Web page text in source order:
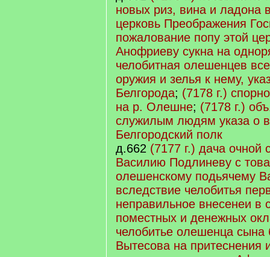
новых риз, вина и ладона
церковь Преображения
пожалование попу этой
Анофриеву сукна на
челобитная олешенцев
оружия и зелья к нему,
Белгорода; (7178 г.)
на р. Олешне; (7178 г.)
служилым людям указа о
Белгородский полк
д.662 (7177 г.) дача очной
Василию Подлиневу с
олешенскому подьячему
вследствие челобитья
неправильное внесенеи в
поместных и денежных
челобитье олешенца сына
Вытесова на притеснения